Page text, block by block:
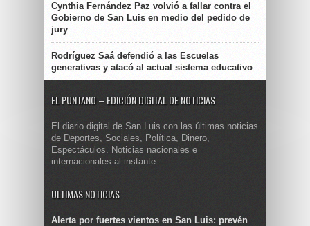
Cynthia Fernández Paz volvió a fallar contra el
Gobierno de San Luis en medio del pedido de
jury
Rodríguez Saá defendió a las Escuelas
generativas y atacó al actual sistema educativo
EL PUNTANO – EDICIÓN DIGITAL DE NOTICIAS
El diario digital de San Luis con las últimas noticias
de Deportes, Sociales, Política, Dinero,
Espectáculos. Noticias nacionales e
internacionales al instante.
ULTIMAS NOTICIAS
Alerta por fuertes vientos en San Luis: prevén